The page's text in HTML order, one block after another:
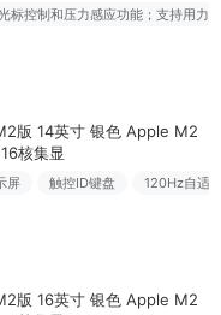
标控制和压力感应功能；支持用力
版 14英寸 银色 Apple M2
核集显
屏 触控ID键盘 120Hz自适
版 16英寸 银色 Apple M2